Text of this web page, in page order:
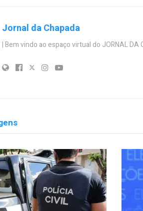
Jornal da Chapada
| Bem vindo ao espaço virtual do JORNAL DA